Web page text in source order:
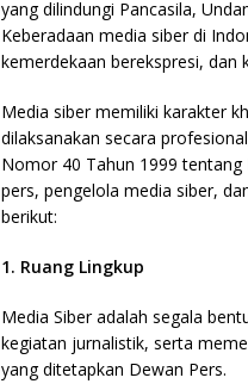
yang dilindungi Pancasila,
Keberadaan media siber di
kemerdekaan berekspresi, dan
Media siber memiliki karakter
dilaksanakan secara
Nomor 40 Tahun 1999 tentang
pers, pengelola media siber,
berikut:
1. Ruang Lingkup
Media Siber adalah segala
kegiatan jurnalistik, serta
yang ditetapkan Dewan Pers.